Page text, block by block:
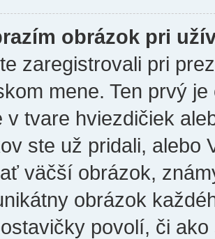
obrázok pri
zaregistrovali pri
mene. Ten prvý
v tvare hviezdičiek
ste už pridali, alebo
väčší obrázok,
obrázok
povolí, či